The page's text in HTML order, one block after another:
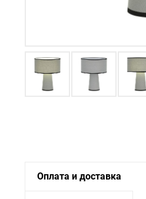
Оплата и доставка